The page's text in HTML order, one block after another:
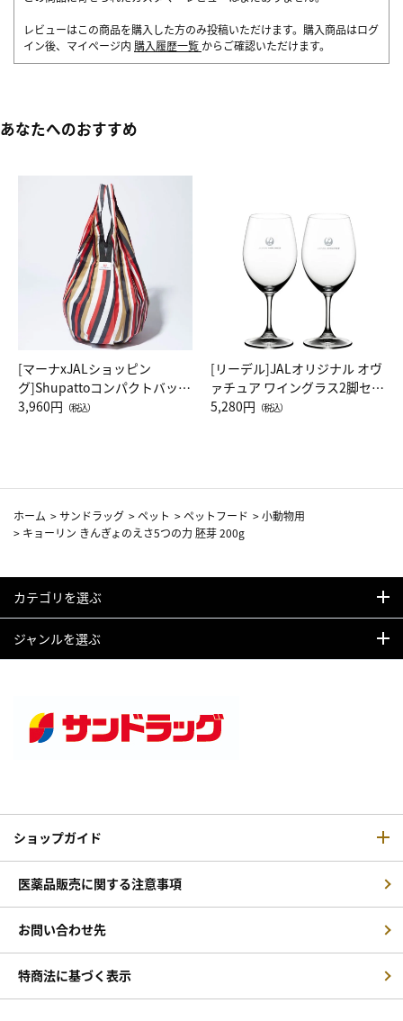
レビューはこの商品を購入した方のみ投稿いただけます。購入商品はログ
イン後、マイページ内 購入履歴一覧 からご確認いただけます。
あなたへのおすすめ
[マーナxJALショッピン
グ]Shupattoコンパクトバッグ
Drop JAL客室乗務員（LC）ス
3,960円 （税込）
[リーデル]JALオリジナル オヴ
ァチュア ワイングラス2脚セッ
ト（レッドワイン）
5,280円 （税込）
ホーム >サンドラッグ >ペット >ペットフード >小動物用
> キョーリン きんぎょのえさ5つの力 胚芽 200g
カテゴリを選ぶ
ジャンルを選ぶ
ショップガイド
医薬品販売に関する注意事項
お問い合わせ先
特商法に基づく表示